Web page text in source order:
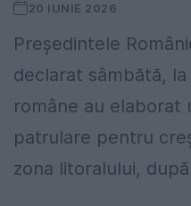
20 IUNIE 2026
Președintele
declarat sâmbătă,
române au elaborat
patrulare pentru
zona litoralului,